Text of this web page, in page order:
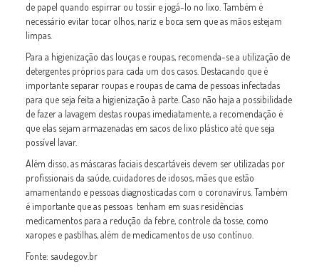
de papel quando espirrar ou tossir e jogá-lo no lixo. Também é
necessário evitar tocar olhos, nariz e boca sem que as mãos estejam
limpas.
Para a higienização das louças e roupas, recomenda-se a utilização de
detergentes próprios para cada um dos casos. Destacando que é
importante separar roupas e roupas de cama de pessoas infectadas
para que seja feita a higienização à parte. Caso não haja a possibilidade
de fazer a lavagem destas roupas imediatamente, a recomendação é
que elas sejam armazenadas em sacos de lixo plástico até que seja
possível lavar.
Além disso, as máscaras faciais descartáveis devem ser utilizadas por
profissionais da saúde, cuidadores de idosos, mães que estão
amamentando e pessoas diagnosticadas com o coronavírus. Também
é importante que as pessoas tenham em suas residências
medicamentos para a redução da febre, controle da tosse, como
xaropes e pastilhas, além de medicamentos de uso contínuo.
Fonte: saude.gov.br